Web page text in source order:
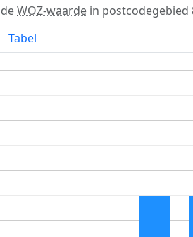
WOZ-waarde in postcodegebied
Tabel